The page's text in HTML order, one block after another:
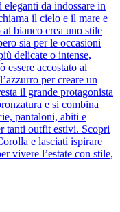
da indossare in
il cielo e il mare e
bianco crea uno stile
sia per le occasioni
delicate o intense,
essere accostato al
per creare un
il grande protagonista
e si combina
pantaloni, abiti e
tanti outfit estivi. Scopri
e lasciati ispirare
vivere l’estate con stile,